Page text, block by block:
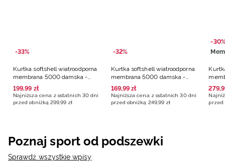
-33%
Kurtka softshell wiatroodporna
membrana 5000 damska -
czarna
199,99 zł
Najniższa cena z ostatnich 30 dni
przed obniżką 299,99 zł
-32%
Kurtka softshell wiatroodporna
membrana 5000 damska -
czarna
169,99 zł
Najniższa cena z ostatnich 30 dni
przed obniżką 249,99 zł
-30%
279,
przed
Poznaj sport od podszewki
Sprawdź wszystkie wpisy